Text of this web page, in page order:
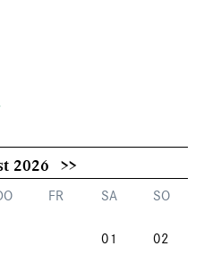
2026 >>
FR SA SO
01 02